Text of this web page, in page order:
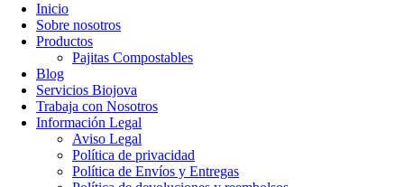
Inicio
Sobre nosotros
Productos
Pajitas Compostables
Blog
Servicios Biojova
Trabaja con Nosotros
Información Legal
Aviso Legal
Política de privacidad
Política de Envíos y Entregas